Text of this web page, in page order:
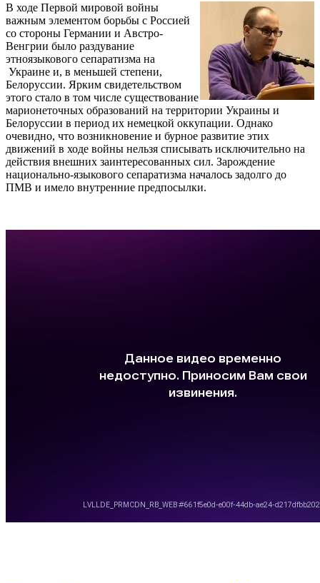
В ходе Первой мировой войны
важным элементом борьбы с Россией
со стороны Германии и Австро-
Венгрии было раздувание
этноязыкового сепаратизма на
Украине и, в меньшей степени,
Белоруссии. Ярким свидетельством
этого стало в том числе существование
марионеточных образований на территории Украины и
Белоруссии в период их немецкой оккупации. Однако
очевидно, что возникновение и бурное развитие этих
движений в ходе войны нельзя списывать исключительно на
действия внешних заинтересованных сил. Зарождение
национально-языкового сепаратизма началось задолго до
ПМВ и имело внутренние предпосылки.